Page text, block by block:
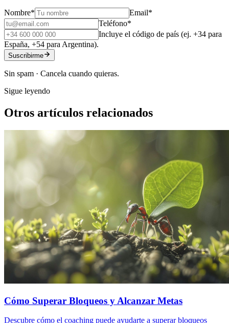
Nombre* Email*
Teléfono*
Incluye el código de país (ej. +34 para
España, +54 para Argentina).
Suscribirme
Sin spam · Cancela cuando quieras.
Sigue leyendo
Otros artículos relacionados
Cómo Superar Bloqueos y Alcanzar Metas
Descubre cómo el coaching puede ayudarte a superar bloqueos